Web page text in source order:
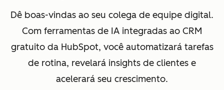
Dê boas-vindas ao seu colega de equipe digital.
Com ferramentas de IA integradas ao CRM
gratuito da HubSpot, você automatizará tarefas
de rotina, revelará insights de clientes e
acelerará seu crescimento.